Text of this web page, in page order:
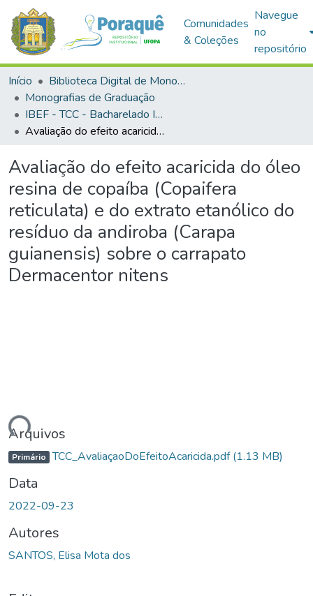
Comunidades
& Coleções
Navegue
no
repositório
Início
Biblioteca Digital de Monografias (BDM)
Monografias de Graduação
IBEF - TCC - Bacharelado Interdisciplinar em Ciências Agrárias
Avaliação do efeito acaricida do óleo resina de copaíba (Copaifera reticulata) e do extrato etanólico do resíduo da andiroba (Carapa guianensis) sobre o carrapato Dermacentor nitens
Avaliação do efeito acaricida do óleo
resina de copaíba (Copaifera
reticulata) e do extrato etanólico do
resíduo da andiroba (Carapa
guianensis) sobre o carrapato
Dermacentor nitens
Arquivos
Primário TCC_AvaliaçaoDoEfeitoAcaricida.pdf(1.13 MB)
Data
2022-09-23
Autores
SANTOS, Elisa Mota dos